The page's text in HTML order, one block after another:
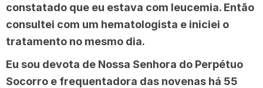
constatado que eu estava com leucemia. Então
consultei com um hematologista e iniciei o
tratamento no mesmo dia.
Eu sou devota de Nossa Senhora do Perpétuo
Socorro e frequentadora das novenas há 55